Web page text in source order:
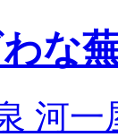
わな
河一